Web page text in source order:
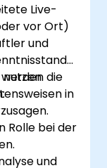
Live-
vor Ort)
und
nutzen
in
die
Rolle bei der
und